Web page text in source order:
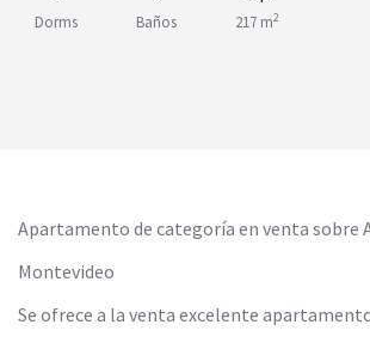
Dorms Baños 217 m2
Apartamento de categoría en venta sobre
Montevideo
Se ofrece a la venta excelente